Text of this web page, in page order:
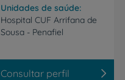
Unidades de saúde
Hospital CUF Arrifana de
Sousa - Penafiel
Consultar perfil